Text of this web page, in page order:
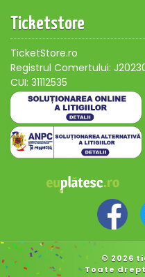
Ticketstore
TicketStore.ro
Registrul Comertului:
CUI: 31112535
© 2026
Toate